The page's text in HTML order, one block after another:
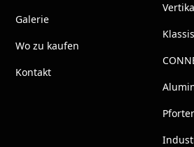
Galerie
Wo zu kaufen
Kontakt